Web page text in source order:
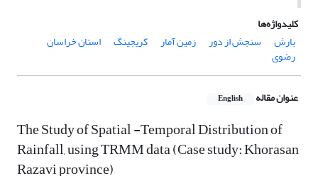
کلیدواژه‌ها
بارش
سنجش از دور زمین آمار کریجینگ استان خراسان
رضوی
عنوان مقاله English
The Study of Spatial -Temporal Distribution of
Rainfall, using TRMM data (Case study: Khorasan
Razavi province)